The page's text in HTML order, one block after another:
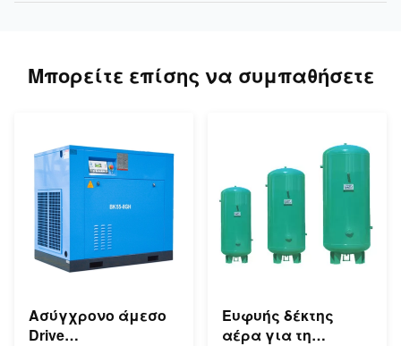
Μπορείτε επίσης να συμπαθήσετε
Ασύγχρονο άμεσο
Drive
Ευφυής δέκτης
αέρα για τη